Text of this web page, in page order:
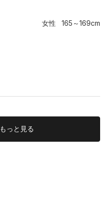
女性 165～169cm
もっと見る